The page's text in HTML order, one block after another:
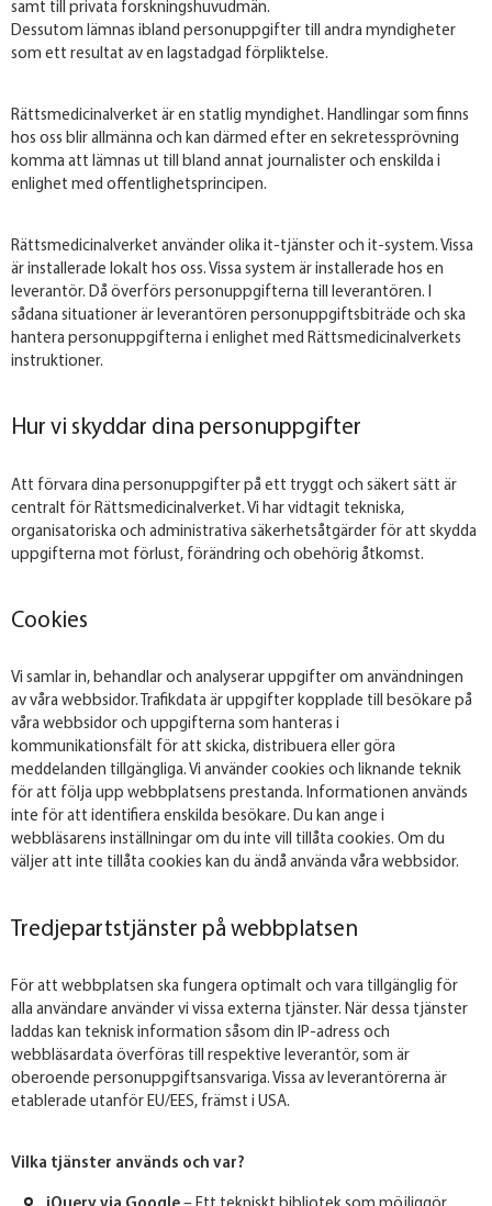
samt till privata forskningshuvudmän.
Dessutom lämnas ibland personuppgifter till andra myndigheter
som ett resultat av en lagstadgad förpliktelse.
Rättsmedicinalverket är en statlig myndighet. Handlingar som finns
hos oss blir allmänna och kan därmed efter en sekretessprövning
komma att lämnas ut till bland annat journalister och enskilda i
enlighet med offentlighetsprincipen.
Rättsmedicinalverket använder olika it-tjänster och it-system. Vissa
är installerade lokalt hos oss. Vissa system är installerade hos en
leverantör. Då överförs personuppgifterna till leverantören. I
sådana situationer är leverantören personuppgiftsbiträde och ska
hantera personuppgifterna i enlighet med Rättsmedicinalverkets
instruktioner.
Hur vi skyddar dina personuppgifter
Att förvara dina personuppgifter på ett tryggt och säkert sätt är
centralt för Rättsmedicinalverket. Vi har vidtagit tekniska,
organisatoriska och administrativa säkerhetsåtgärder för att skydda
uppgifterna mot förlust, förändring och obehörig åtkomst.
Cookies
Vi samlar in, behandlar och analyserar uppgifter om användningen
av våra webbsidor. Trafikdata är uppgifter kopplade till besökare på
våra webbsidor och uppgifterna som hanteras i
kommunikationsfält för att skicka, distribuera eller göra
meddelanden tillgängliga. Vi använder cookies och liknande teknik
för att följa upp webbplatsens prestanda. Informationen används
inte för att identifiera enskilda besökare. Du kan ange i
webbläsarens inställningar om du inte vill tillåta cookies. Om du
väljer att inte tillåta cookies kan du ändå använda våra webbsidor.
Tredjepartstjänster på webbplatsen
För att webbplatsen ska fungera optimalt och vara tillgänglig för
alla användare använder vi vissa externa tjänster. När dessa tjänster
laddas kan teknisk information såsom din IP-adress och
webbläsardata överföras till respektive leverantör, som är
oberoende personuppgiftsansvariga. Vissa av leverantörerna är
etablerade utanför EU/EES, främst i USA.
Vilka tjänster används och var?